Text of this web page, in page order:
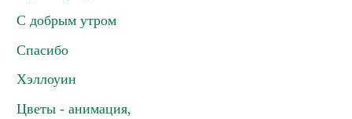
С добрым утром
Спасибо
Хэллоуин
Цветы - анимация,